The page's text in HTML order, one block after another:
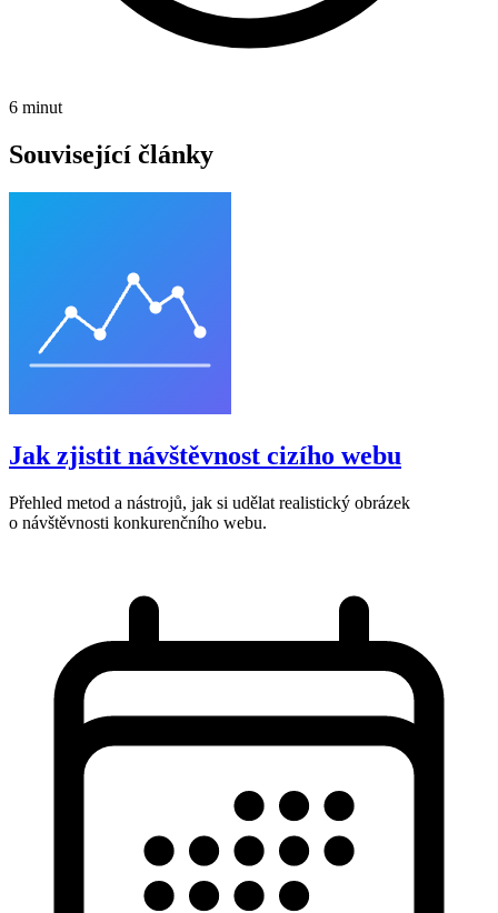
6 minut
Související články
Jak zjistit návštěvnost cizího webu
Přehled metod a nástrojů, jak si udělat realistický obrázek
o návštěvnosti konkurenčního webu.